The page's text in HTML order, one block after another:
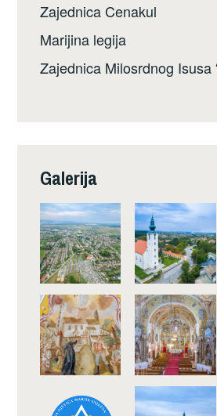
Zajednica Cenakul
Marijina legija
Zajednica Milosrdnog Isusa
Galerija